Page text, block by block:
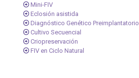
Mini-FIV
Eclosión asistida
Diagnóstico Genético Preimplantatorio
Cultivo Secuencial
Criopreservación
FIV en Ciclo Natural